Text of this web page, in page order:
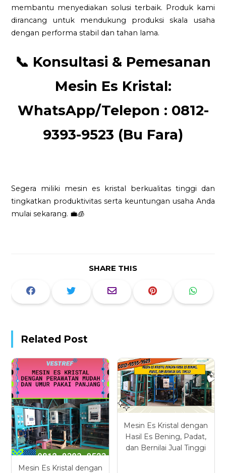
membantu menyediakan solusi terbaik. Produk kami
dirancang untuk mendukung produksi skala usaha
dengan performa stabil dan tahan lama.
📞 Konsultasi & Pemesanan
Mesin Es Kristal:
WhatsApp/Telepon : 0812-
9393-9523 (Bu Fara)
Segera miliki mesin es kristal berkualitas tinggi dan
tingkatkan produktivitas serta keuntungan usaha Anda
mulai sekarang. 💼🧊
SHARE THIS
Related Post
Mesin Es Kristal dengan
Mesin Es Kristal dengan
Hasil Es Bening, Padat,
dan Bernilai Jual Tinggi